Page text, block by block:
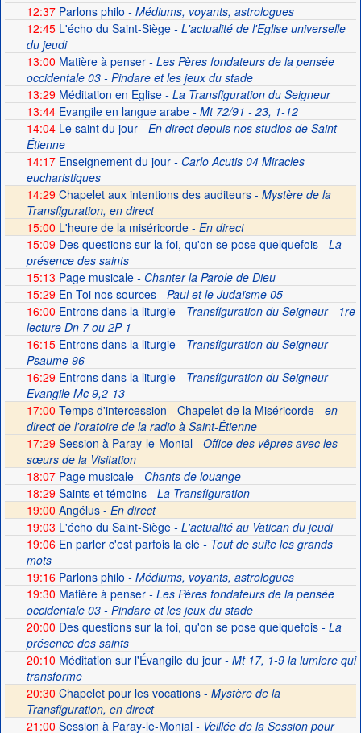
12:37Parlons philo - Médiums, voyants, astrologues
12:45L'écho du Saint-Siège- L'actualité de l'Eglise universelle
du jeudi
13:00 Matière à penser- Les Pères fondateurs de la pensée
occidentale 03 - Pindare et les jeux du stade
13:29Méditation en Eglise- La Transfiguration du Seigneur
13:44Evangile en langue arabe- Mt 72/91 - 23, 1-12
14:04Le saint du jour- En direct depuis nos studios de Saint-
Étienne
14:17Enseignement du jour- Carlo Acutis 04 Miracles
eucharistiques
14:29 Chapelet aux intentions des auditeurs - Mystère de la
Transfiguration, en direct
15:00 L'heure de la miséricorde - En direct
15:09Des questions sur la foi, qu'on se pose quelquefois- La
présence des saints
15:13 Page musicale- Chanter la Parole de Dieu
15:29En Toi nos sources- Paul et le Judaïsme 05
16:00 Entrons dans la liturgie- Transfiguration du Seigneur - 1re
lecture Dn 7 ou 2P 1
16:15Entrons dans la liturgie- Transfiguration du Seigneur -
Psaume 96
16:29Entrons dans la liturgie- Transfiguration du Seigneur -
Evangile Mc 9,2-13
17:00 Temps d'intercession - Chapelet de la Miséricorde - en
direct de l'oratoire de la radio à Saint-Étienne
17:29 Session à Paray-le-Monial - Office des vêpres avec les
sœurs de la Visitation
18:07Page musicale- Chants de louange
18:29Saints et témoins- La Transfiguration
19:00 Angélus - En direct
19:03 L'écho du Saint-Siège- L'actualité au Vatican du jeudi
19:06En parler c'est parfois la clé- Tout de suite les grands
mots
19:16Parlons philo - Médiums, voyants, astrologues
19:30 Matière à penser- Les Pères fondateurs de la pensée
occidentale 03 - Pindare et les jeux du stade
20:00 Des questions sur la foi, qu'on se pose quelquefois- La
présence des saints
20:10 Méditation sur l'Évangile du jour- Mt 17, 1-9 la lumiere qui
transforme
20:30 Chapelet pour les vocations - Mystère de la
Transfiguration, en direct
21:00 Session à Paray-le-Monial- Veillée de la Session pour